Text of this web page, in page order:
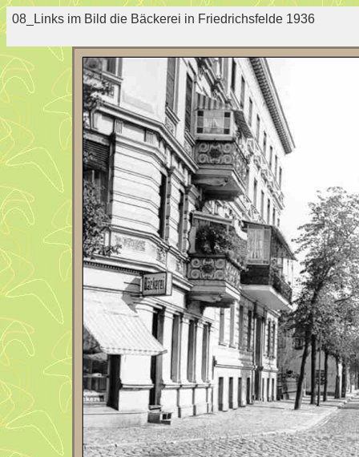
08_Links im Bild die Bäckerei in Friedrichsfelde 1936